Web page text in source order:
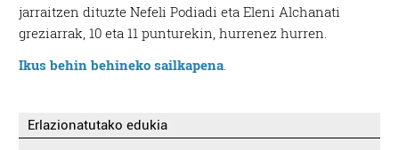
jarraitzen dituzte Nefeli Podiadi eta Eleni Alchanati
greziarrak, 10 eta 11 punturekin, hurrenez hurren.
Ikus behin behineko sailkapena
Erlazionatutako edukia